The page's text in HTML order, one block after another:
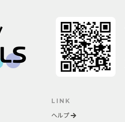
LINK
ヘルプ